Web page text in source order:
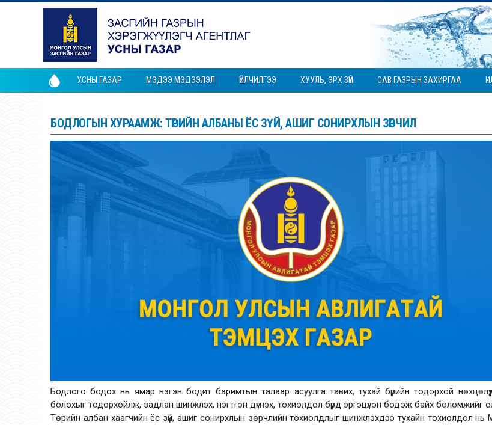
УСНЫ ГАЗАР МЭДЭЭ МЭДЭЭЛЭЛ ҮЙЛЧИЛГЭЭ ХУУЛЬ, ЭРХ ЗҮЙ САВ ГАЗРЫН ЗАХИРГАА
БОДЛОГЫН ХУРААМЖ: ТӨРИЙН АЛБАНЫ ЁС ЗҮЙ, АШИГ СОНИРХЛЫН ЗӨРЧИЛ
Бодлого бодох нь ямар нэгэн бодит баримтын талаар асуулга тавих, тухай бүрийн тодорхой
болохыг тодорхойлж, задлан шинжлэх, нэгтгэн дүгнэх, тохиолдол бүрд эргэцүүлэн бодож байх боломжийг
Төрийн албан хаагчийн ёс зүй, ашиг сонирхлын зөрчлийн тохиолдлыг шинжлэхдээ тухайн тохиолдол нь